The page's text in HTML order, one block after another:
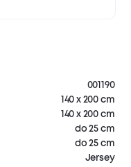
001190
140 x 200 cm
140 x 200 cm
do 25 cm
do 25 cm
Jersey